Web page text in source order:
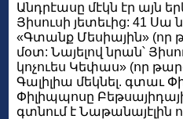
Անդրէասը մէկն էր այն
Յիսուսի յետեւից: 41 Սա
«Գտանք Մեսիային» (որ
մօտ: Նայելով նրան՝
կոչուես Կեփաս» (որ
Գալիլիա մեկնել. գտաւ
Փիլիպպոսը
գտնում է Նաթանայէլին